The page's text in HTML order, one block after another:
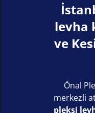
levha
ve
Önal
merkezli
pleksi